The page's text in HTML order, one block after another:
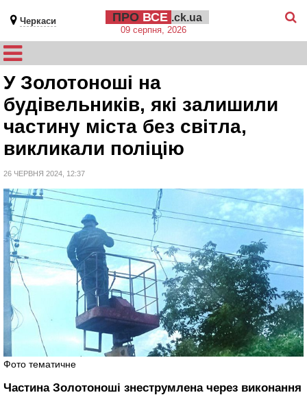
Черкаси ПРО ВСЕ .ck.ua
09 серпня, 2026
У Золотоноші на
будівельників, які залишили
частину міста без світла,
викликали поліцію
26 ЧЕРВНЯ 2024, 12:37
Фото тематичне
Частина Золотоноші знеструмлена через виконання